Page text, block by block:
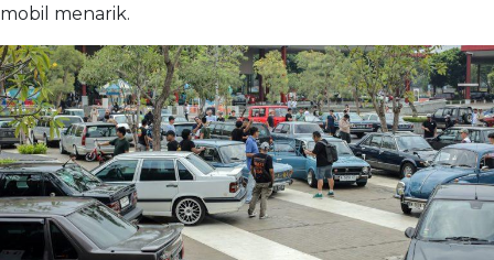
mobil menarik.